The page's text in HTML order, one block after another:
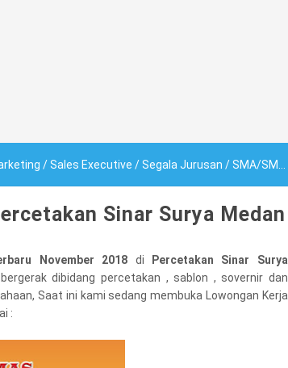
/Sales Executive /Segala Jurusan /SMA/SMK
Sinar Surya Medan
November 2018 di Percetakan Sinar Surya
dibidang percetakan , sablon , sovernir dan
Saat ini kami sedang membuka Lowongan Kerja
: